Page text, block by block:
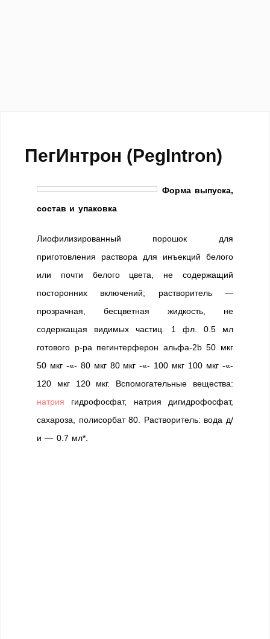
ПегИнтрон (PegIntron)
Форма выпуска,
состав и упаковка
Лиофилизированный порошок для
приготовления раствора для инъекций белого
или почти белого цвета, не содержащий
посторонних включений; растворитель —
прозрачная, бесцветная жидкость, не
содержащая видимых частиц. 1 фл. 0.5 мл
готового р-ра пегинтерферон альфа-2b 50 мкг
50 мкг -«- 80 мкг 80 мкг -«- 100 мкг 100 мкг -«-
120 мкг 120 мкг. Вспомогательные вещества:
натрия гидрофосфат, натрия дигидрофосфат,
сахароза, полисорбат 80. Растворитель: вода д/
и — 0.7 мл*.